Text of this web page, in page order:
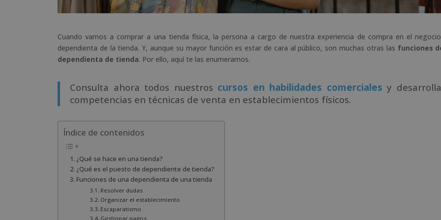
Cuando vamos a comprar a una tienda física, la persona a cargo de nuestra experiencia de compra en el
dependienta de la tienda. Y, aunque su mayor función es estar de cara al público, son muchas otras las funciones
dependienta de tienda. Por ello, aquí te las enumeramos.
Consulta ahora todos nuestros cursos en habilidades comerciales y
competencias en técnicas de venta en establecimientos físicos.
Índice de contenidos
¿Qué se hace en una tienda?
¿Qué es el puesto de dependiente de tienda?
Funciones de una dependienta de una tienda
Resolver dudas
Organizar el establecimiento
Escaparatismo
Gestionar pagos